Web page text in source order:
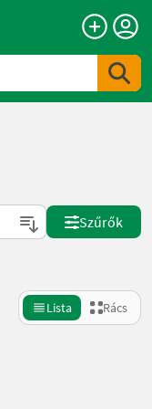
Szűrők
Lista Rács